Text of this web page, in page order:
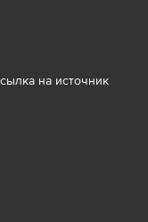
на источник